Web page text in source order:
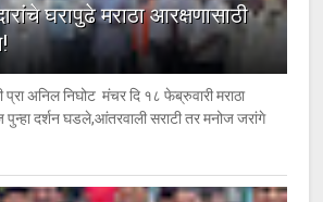
घरापुढे मराठा आरक्षणासाठी
प्रा अनिल निघोट मंचर दि १८ फेब्रुवारी मराठा
दर्शन घडले,आंतरवाली सराटी तर मनोज जरांगे